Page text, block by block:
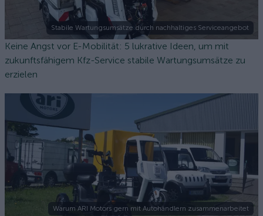
Stabile Wartungsumsätze durch nachhaltiges Serviceangebot
Keine Angst vor E-Mobilität: 5 lukrative Ideen, um mit
zukunftsfähigem Kfz-Service stabile Wartungsumsätze zu
erzielen
Warum ARI Motors gern mit Autohändlern zusammenarbeitet